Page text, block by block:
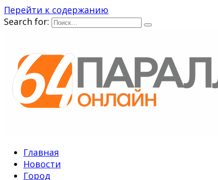
Перейти к содержанию
Search for:
Главная
Новости
Город